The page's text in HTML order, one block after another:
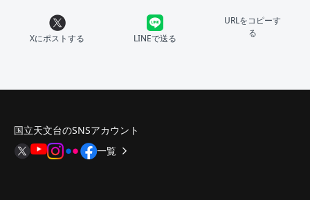
Xにポストする LINEで送る
URLをコピーす
る
国立天文台のSNSアカウント
一覧